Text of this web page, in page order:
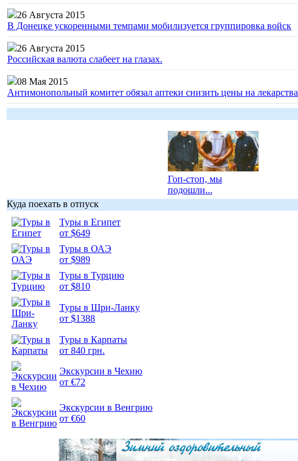
26 Августа 2015
В Донецке ускоренными темпами мобилизуется группировка войск
26 Августа 2015
Российская валюта слабеет на глазах.
08 Мая 2015
Антимонопольный комитет обязал аптеки снизить цены на лекарства
Гоп-стоп, мы
подошли...
Куда поехать в отпуск
Туры в Египет
от $649
Туры в ОАЭ
от $989
Туры в Турцию
от $810
Туры в Шри-Ланку
от $1388
Туры в Карпаты
от 840 грн.
Экскурсии в Чехию
от €72
Экскурсии в Венгрию
от €60